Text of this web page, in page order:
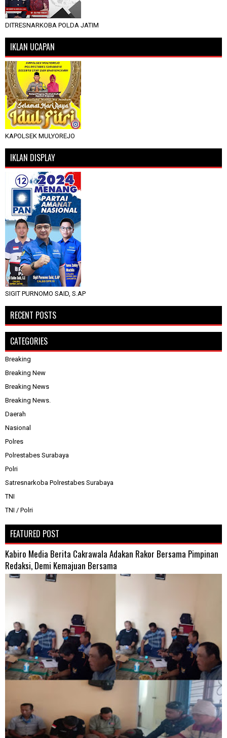
DITRESNARKOBA POLDA JATIM
IKLAN UCAPAN
KAPOLSEK MULYOREJO
IKLAN DISPLAY
SIGIT PURNOMO SAID, S.AP
RECENT POSTS
CATEGORIES
Breaking
Breaking New
Breaking News
Breaking News.
Daerah
Nasional
Polres
Polrestabes Surabaya
Polri
Satresnarkoba Polrestabes Surabaya
TNI
TNI / Polri
FEATURED POST
Kabiro Media Berita Cakrawala Adakan Rakor Bersama Pimpinan
Redaksi, Demi Kemajuan Bersama